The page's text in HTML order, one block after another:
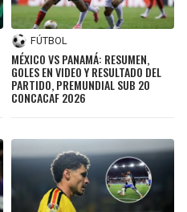
FÚTBOL
MÉXICO VS PANAMÁ: RESUMEN,
GOLES EN VIDEO Y RESULTADO DEL
PARTIDO, PREMUNDIAL SUB 20
CONCACAF 2026